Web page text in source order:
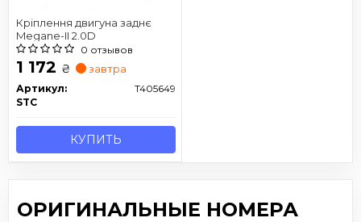
Кріплення двигуна заднє
Megane-II 2.0D
0 отзывов
1 172 ₴ завтра
Артикул:
T405649
STC
КУПИТЬ
ОРИГИНАЛЬНЫЕ НОМЕРА